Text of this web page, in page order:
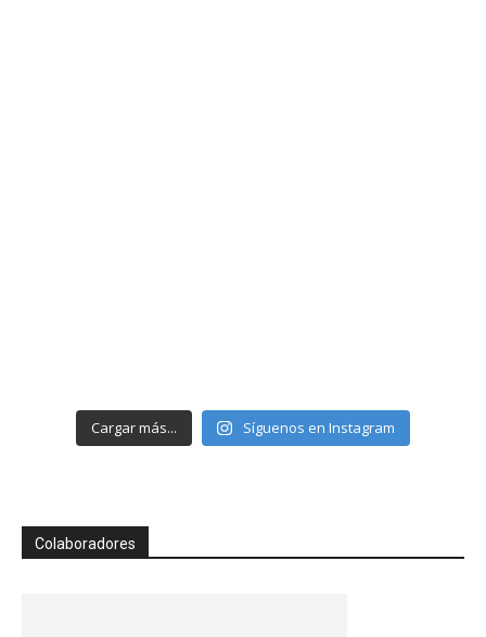
Cargar más... Síguenos en Instagram
Colaboradores